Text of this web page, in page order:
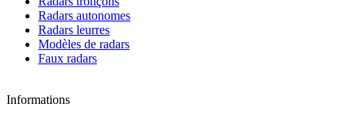
Radars autonomes
Radars leurres
Modèles de radars
Faux radars
Informations